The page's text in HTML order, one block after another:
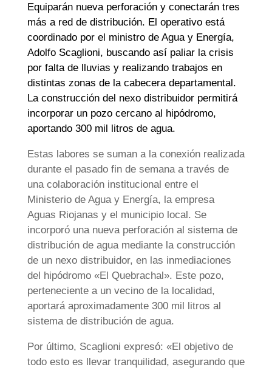
Equiparán nueva perforación y conectarán tres
más a red de distribución. El operativo está
coordinado por el ministro de Agua y Energía,
Adolfo Scaglioni, buscando así paliar la crisis
por falta de lluvias y realizando trabajos en
distintas zonas de la cabecera departamental.
La construcción del nexo distribuidor permitirá
incorporar un pozo cercano al hipódromo,
aportando 300 mil litros de agua.
Estas labores se suman a la conexión realizada
durante el pasado fin de semana a través de
una colaboración institucional entre el
Ministerio de Agua y Energía, la empresa
Aguas Riojanas y el municipio local. Se
incorporó una nueva perforación al sistema de
distribución de agua mediante la construcción
de un nexo distribuidor, en las inmediaciones
del hipódromo «El Quebrachal». Este pozo,
perteneciente a un vecino de la localidad,
aportará aproximadamente 300 mil litros al
sistema de distribución de agua.
Por último, Scaglioni expresó: «El objetivo de
todo esto es llevar tranquilidad, asegurando que